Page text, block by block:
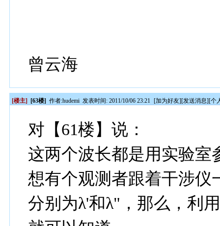
曾云海
[楼主] [63楼] 作者:hudemi 发表时间: 2011/10/06 23:21 [加为好友][发送消息][个
对【61楼】说：
这两个波长都是用实验室
想有个观测者跟着干涉仪
分别为λ'和λ"，那么，利